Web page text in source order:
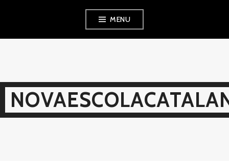
MENU